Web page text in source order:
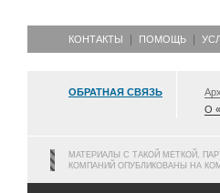
КОНТАКТЫ ПОМОЩЬ
ОБРАТНАЯ СВЯЗЬ
О
МАТЕРИАЛЫ С ТАКОЙ МЕТКОЙ,
КОМПАНИЙ ОПУБЛИКОВАНЫ НА